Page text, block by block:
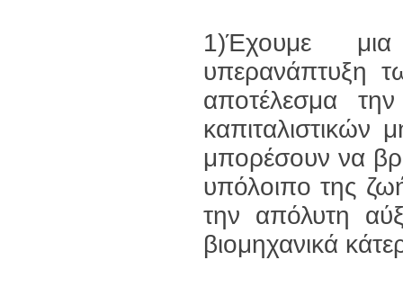
1)Έχουμε μια
υπερανάπτυξη
αποτέλεσμα
μπορέσουν να
υπόλοιπο της
την απόλυτη
βιομηχανικά